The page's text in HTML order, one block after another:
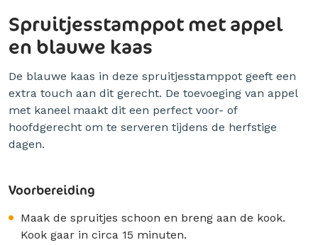
Spruitjesstamppot met appel
en blauwe kaas
De blauwe kaas in deze spruitjesstamppot geeft een
extra touch aan dit gerecht. De toevoeging van appel
met kaneel maakt dit een perfect voor- of
hoofdgerecht om te serveren tijdens de herfstige
dagen.
Voorbereiding
Maak de spruitjes schoon en breng aan de kook.
Kook gaar in circa 15 minuten.